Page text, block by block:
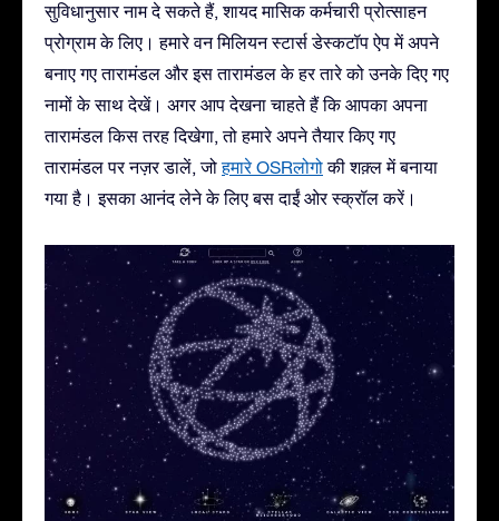
सुविधानुसार नाम दे सकते हैं, शायद मासिक कर्मचारी प्रोत्साहन
प्रोग्राम के लिए। हमारे वन मिलियन स्टार्स डेस्कटॉप ऐप में अपने
बनाए गए तारामंडल और इस तारामंडल के हर तारे को उनके दिए गए
नामों के साथ देखें। अगर आप देखना चाहते हैं कि आपका अपना
तारामंडल किस तरह दिखेगा, तो हमारे अपने तैयार किए गए
तारामंडल पर नज़र डालें, जोहमारे OSRलोगोकी शक़्ल में बनाया
गया है। इसका आनंद लेने के लिए बस दाईं ओर स्क्रॉल करें।